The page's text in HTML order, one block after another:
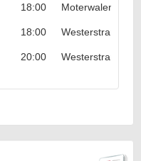
18:00 Moterwalen '09
18:00 Westerstrand
20:00 Westerstrand